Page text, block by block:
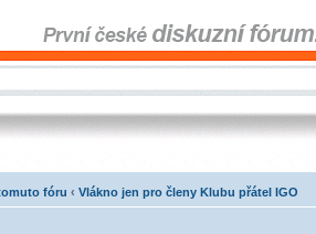
fóru ‹ Vlákno jen pro členy Klubu přátel IGO